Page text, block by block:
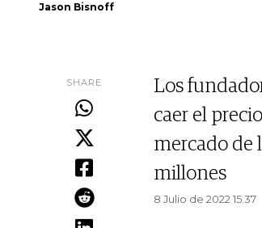
Jason Bisnoff
SHARE
Los
caer el
mercado de
millones
8 Julio de 2022 15.37